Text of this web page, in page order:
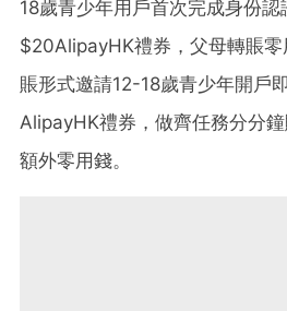
18歲青少年用戶首次完成身份
$20AlipayHK禮券，父母轉賬
賬形式邀請12-18歲青少年開戶
AlipayHK禮券，做齊任務分分
額外零用錢。